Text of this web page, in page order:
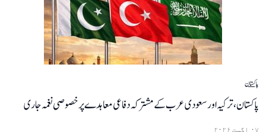
پاکستان
پاکستان، ترکیہ اور سعودی عرب کے مشترکہ دفاعی معاہدے پر خصوصی نغمہ جاری
۰۷ اگست ۲۰۲۶